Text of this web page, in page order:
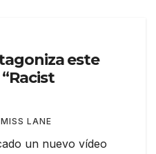
este
MISS LANE
un nuevo vídeo